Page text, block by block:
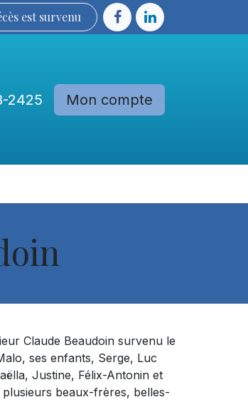
est sur​​​​​​​​ve​nu​​​​​​​​​​
2425 Mon compte
Claude Beaudoin survenu le
ses enfants, Serge, Luc
Justine, Félix-Antonin et
beaux-frères, belles-